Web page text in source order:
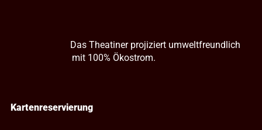
Das Theatiner projiziert umweltfreundlich
mit 100% Ökostrom.
Kartenreservierung